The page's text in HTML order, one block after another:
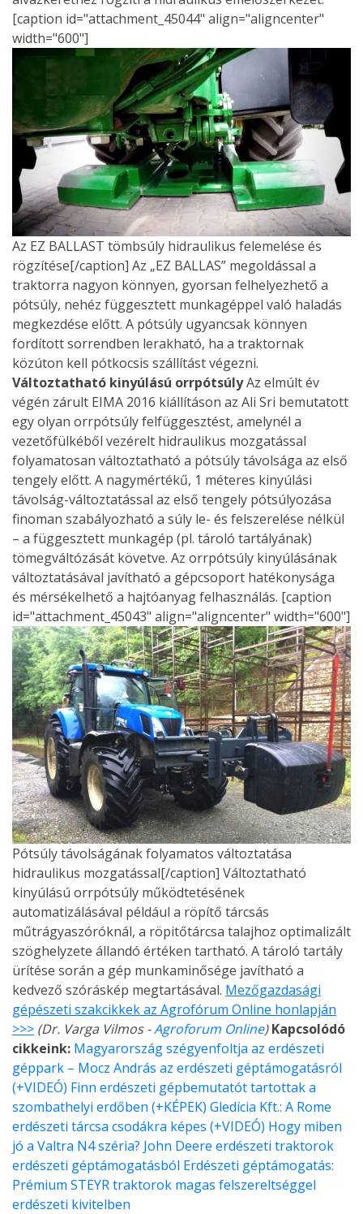
[caption id="attachment_45044" align="aligncenter"
width="600"]
Az EZ BALLAST tömbsúly hidraulikus felemelése és
rögzítése[/caption] Az „EZ BALLAS” megoldással a
traktorra nagyon könnyen, gyorsan felhelyezhető a
pótsúly, nehéz függesztett munkagéppel való haladás
megkezdése előtt. A pótsúly ugyancsak könnyen
fordított sorrendben lerakható, ha a traktornak
közúton kell pótkocsis szállítást végezni.
Változtatható kinyúlású orrpótsúlyAz elmúlt év
végén zárult EIMA 2016 kiállításon az Ali Sri bemutatott
egy olyan orrpótsúly felfüggesztést, amelynél a
vezetőfülkéből vezérelt hidraulikus mozgatással
folyamatosan változtatható a pótsúly távolsága az első
tengely előtt. A nagymértékű, 1 méteres kinyúlási
távolság-változtatással az első tengely pótsúlyozása
finoman szabályozható a súly le- és felszerelése nélkül
– a függesztett munkagép (pl. tároló tartályának)
tömegváltózását követve. Az orrpótsúly kinyúlásának
változtatásával javítható a gépcsoport hatékonysága
és mérsékelhető a hajtóanyag felhasználás. [caption
id="attachment_45043" align="aligncenter" width="600"]
Pótsúly távolságának folyamatos változtatása
hidraulikus mozgatással[/caption] Változtatható
kinyúlású orrpótsúly működtetésének
automatizálásával például a röpítő tárcsás
műtrágyaszóróknál, a röpitőtárcsa talajhoz optimalizált
szöghelyzete állandó értéken tartható. A tároló tartály
ürítése során a gép munkaminősége javítható a
kedvező szóráskép megtartásával. Mezőgazdasági
gépészeti szakcikkek az Agrofórum Online honlapján
>>> (Dr. Varga Vilmos -Agroforum Online) Kapcsolódó
cikkeink: Magyarország szégyenfoltja az erdészeti
géppark – Mocz András az erdészeti géptámogatásról
(+VIDEÓ) Finn erdészeti gépbemutatót tartottak a
szombathelyi erdőben (+KÉPEK) Gledícia Kft.: A Rome
erdészeti tárcsa csodákra képes (+VIDEÓ) Hogy miben
jó a Valtra N4 széria? John Deere erdészeti traktorok
erdészeti géptámogatásból Erdészeti géptámogatás:
Prémium STEYR traktorok magas felszereltséggel
erdészeti kivitelben